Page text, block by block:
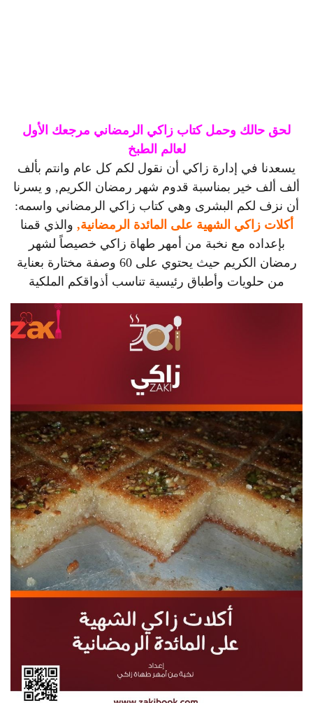
لحق حالك وحمل كتاب زاكي الرمضاني مرجعك الأول
لعالم الطبخ
يسعدنا في إدارة زاكي أن نقول لكم كل عام وانتم بألف
ألف ألف خير بمناسبة قدوم شهر رمضان الكريم, و يسرنا
أن نزف لكم البشرى وهي كتاب زاكي الرمضاني واسمه:
أكلات زاكي الشهية على المائدة الرمضانية, والذي قمنا
بإعداده مع نخبة من أمهر طهاة زاكي خصيصاً لشهر
رمضان الكريم حيث يحتوي على 60 وصفة مختارة بعناية
من حلويات وأطباق رئيسية تناسب أذواقكم الملكية